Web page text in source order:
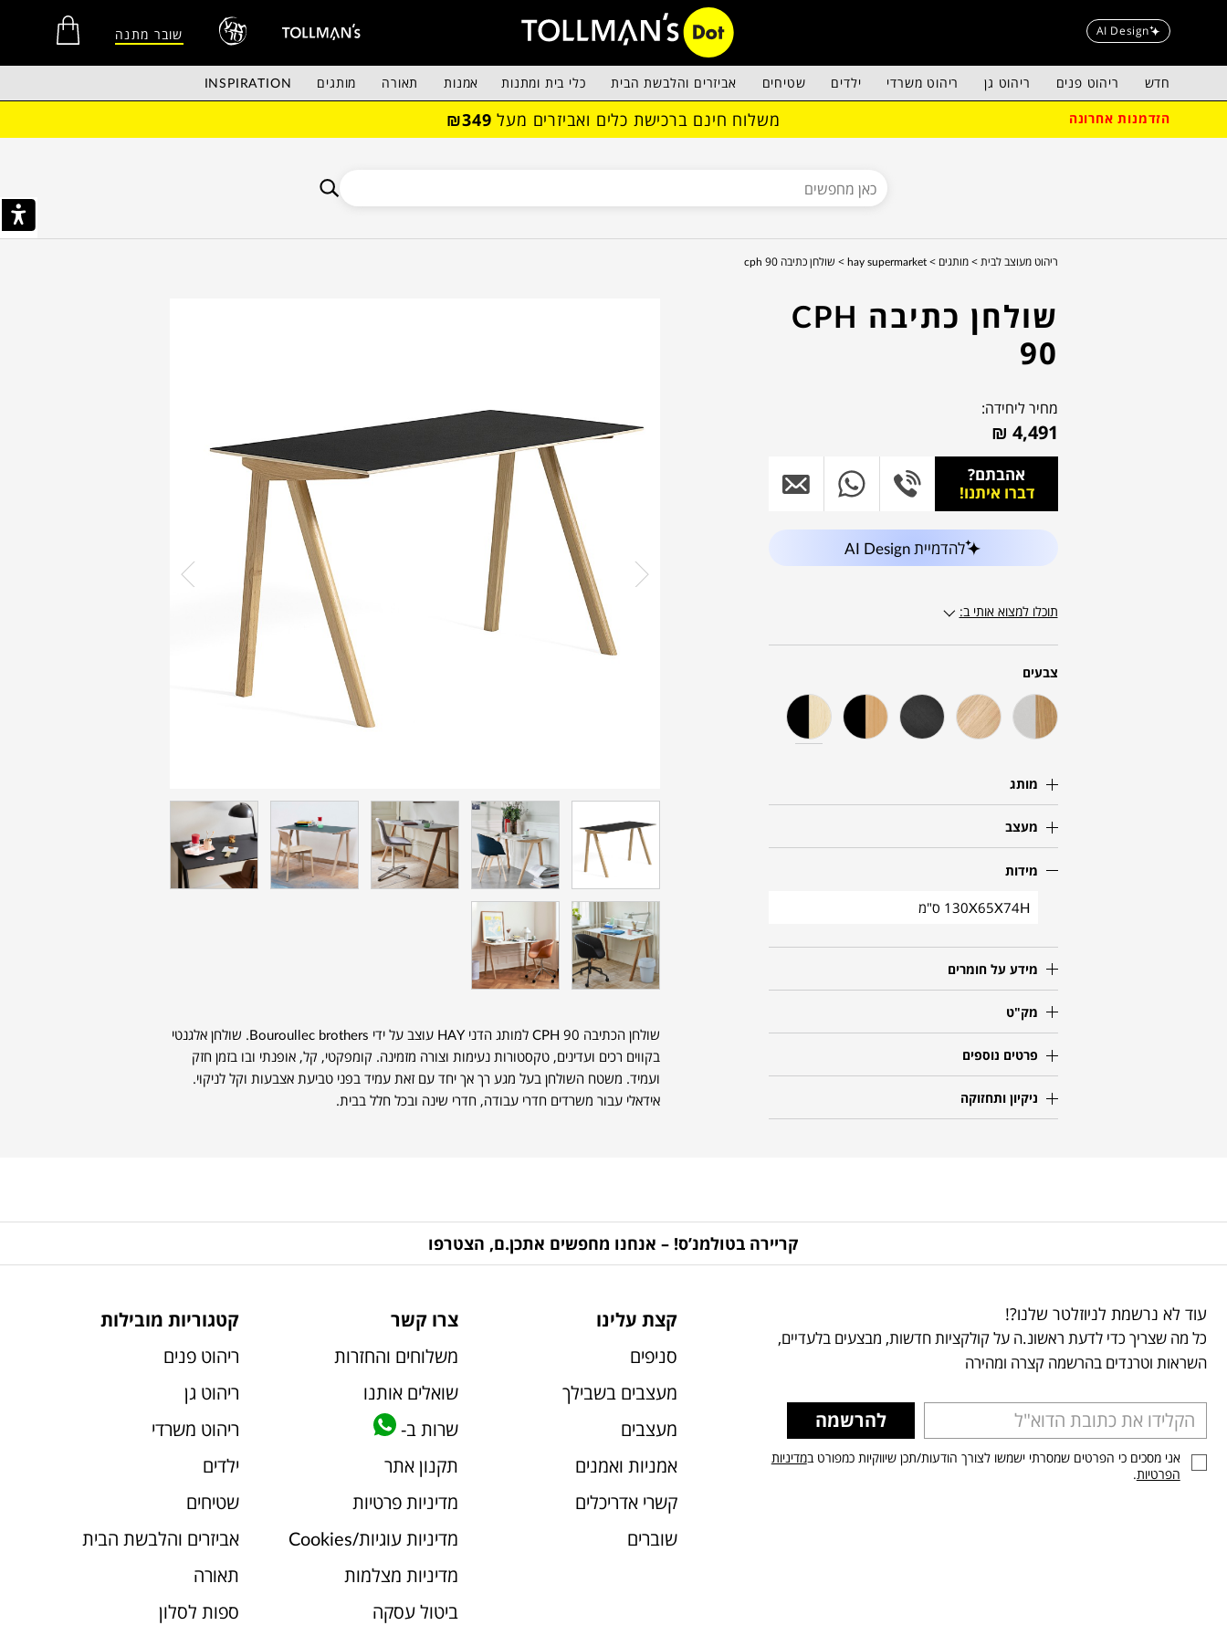
AI Design שובר מתנה
חדש ריהוט פנים ריהוט גן ריהוט משרדי ילדים שטיחים אביזרים והלבשת הבית כלי בית ומתנות אמנות תאורה מותגים INSPIRATION
הזדמנות אחרונה משלוח חינם ברכישת כלים ואביזרים מעל ₪349
ריהוט מעוצב לבית > מותגים > hay supermarket > שולחן כתיבה cph 90
שולחן כתיבה CPH
90
מחיר ליחידה:
₪ 4,491
אהבתם?
דברו איתנו!
להדמיית AI Design
תוכלו למצוא אותי ב:
צבעים
מותג
מעצב
מידות
130X65X74H ס"מ
מידע על חומרים
מק"ט
פרטים נוספים
ניקיון ותחזוקה
שולחן הכתיבה CPH 90 למותג הדני HAY עוצב על ידי Bouroullec brothers. שולחן אלגנטי
בקווים רכים ועדינים, טקסטורות נעימות וצורה מזמינה. קומפקטי, קל, אופנתי ובו בזמן חזק
ועמיד. משטח השולחן בעל מגע רך אך יחד עם זאת עמיד בפני טביעת אצבעות וקל לניקוי.
אידאלי עבור משרדים חדרי עבודה, חדרי שינה ובכל חלל בבית.
קריירה בטולמנ’ס! – אנחנו מחפשים אתכן.ם, הצטרפו
עוד לא נרשמת לניוזלטר שלנו?!
כל מה שצריך כדי לדעת ראשונ.ה על קולקציות חדשות, מבצעים בלעדיים,
השראות וטרנדים בהרשמה קצרה ומהירה
להרשמה
אני מסכים כי הפרטים שמסרתי ישמשו לצורך הודעות/תכן שיווקיות כמפורט במדיניות
הפרטיות.
קצת עלינו
סניפים
מעצבים בשבילך
מעצבים
אמניות ואמנים
קשרי אדריכלים
שוברים
צרו קשר
משלוחים והחזרות
שואלים אותנו
שרות ב-
תקנון אתר
מדיניות פרטיות
מדיניות עוגיות/Cookies
מדיניות מצלמות
ביטול עסקה
קטגוריות מובילות
ריהוט פנים
ריהוט גן
ריהוט משרדי
ילדים
שטיחים
אביזרים והלבשת הבית
תאורה
ספות לסלון